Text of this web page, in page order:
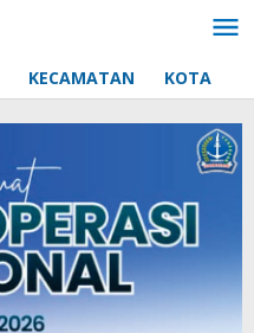
KECAMATAN KOTA